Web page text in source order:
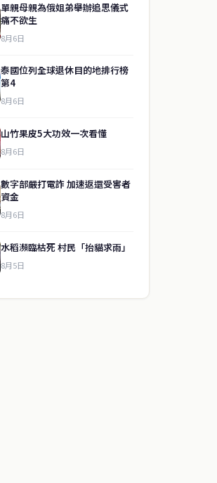
單親母親為俄姐弟舉辦追思儀式
痛不欲生
8月6日
泰國位列全球退休目的地排行榜
第4
8月6日
山竹果皮5大功效一次看懂
8月6日
數字部嚴打電詐 加速返還受害者
資金
8月6日
水稻瀕臨枯死 村民「抬貓求雨」
8月5日